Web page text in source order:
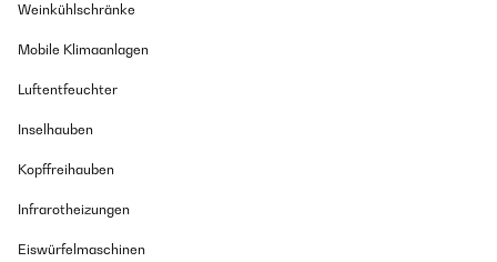
Weinkühlschränke
Mobile Klimaanlagen
Luftentfeuchter
Inselhauben
Kopffreihauben
Infrarotheizungen
Eiswürfelmaschinen